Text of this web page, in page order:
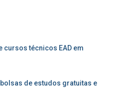
cursos técnicos EAD em
de estudos gratuitas e